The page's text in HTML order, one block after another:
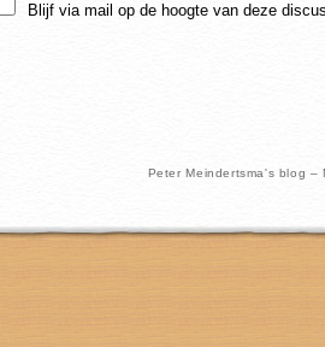
Blijf via mail op de hoogte van deze
Peter Meindertsma's blog